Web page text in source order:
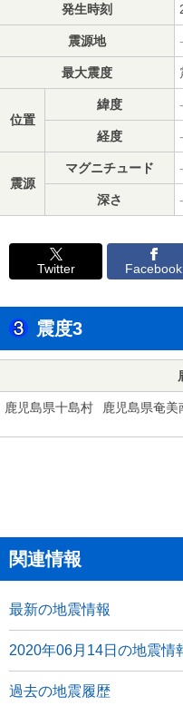
発生時刻
震源地
最大震度
位置
緯度
経度
震源
マグニチュード
深さ
Twitter Facebook
震度3
鹿児島県十島村 鹿児島県奄美
関連情報
最新の地震情報
2020年06月14日の地震情
過去の地震履歴